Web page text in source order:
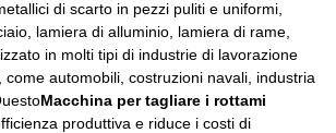
di scarto in pezzi puliti e uniformi,
lamiera di alluminio, lamiera di rame,
in molti tipi di industrie di lavorazione
come automobili, costruzioni navali, industria
Macchina per tagliare i rottami
produttiva e riduce i costi di